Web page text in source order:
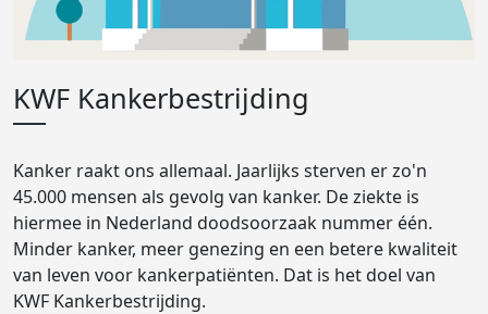
KWF Kankerbestrijding
Kanker raakt ons allemaal. Jaarlijks sterven er zo'n
45.000 mensen als gevolg van kanker. De ziekte is
hiermee in Nederland doodsoorzaak nummer één.
Minder kanker, meer genezing en een betere kwaliteit
van leven voor kankerpatiënten. Dat is het doel van
KWF Kankerbestrijding.